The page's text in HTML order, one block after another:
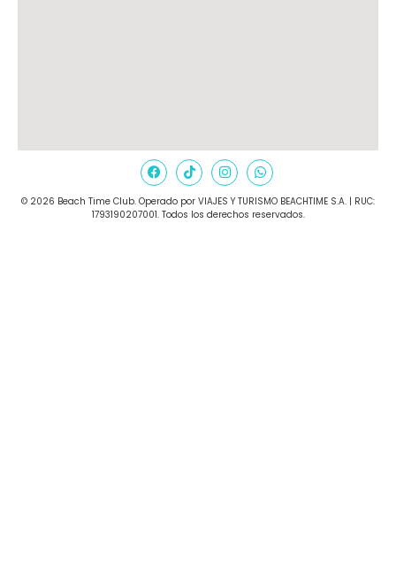
©️ 2026 Beach Time Club. Operado por VIAJES Y TURISMO BEACHTIME S.A. | RUC:
1793190207001. Todos los derechos reservados.